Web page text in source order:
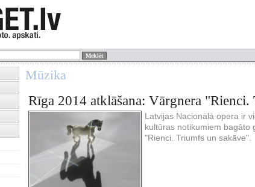
Mūzika
Rīga 2014 atklāšana: Vārgnera
Latvijas Nacionālā opera ir
kultūras notikumiem bagāto
"Rienci. Triumfs un sakāve".